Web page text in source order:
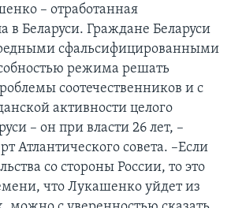
– отработанная
в Беларуси. Граждане Беларуси
сфальсифицированными
режима решать
соотечественников и с
активности целого
– он при власти 26 лет, –
Атлантического совета. –Если
со стороны России, то это
что Лукашенко уйдет из